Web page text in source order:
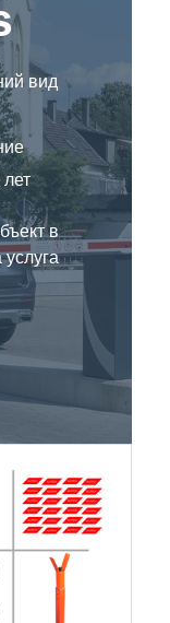
вид
в